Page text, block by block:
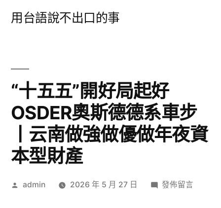
用台語說不出口的事
“十五五”開好局起好
OSDER奧斯德德系車步
丨云南做強做優做年夜資
本型財產
作
admin 2026 年 5 月 27 日
在
發佈留言